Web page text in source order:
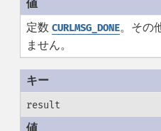
定数 CURLMSG_DONE。その
ません。
result